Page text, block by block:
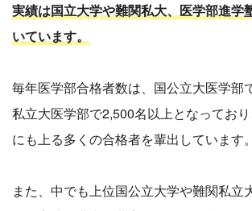
実績は国立大学や難関私大、医学部進学
いています。
毎年医学部合格者数は、国公立大医学部
私立大医学部で2,500名以上となってお
にも上る多くの合格者を輩出しています。
また、中でも上位国公立大学や難関私立